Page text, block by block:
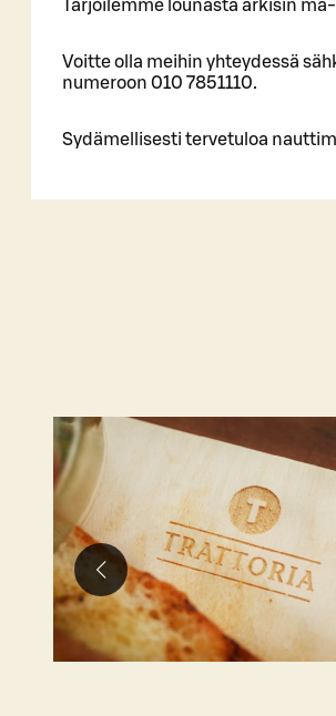
Tarjoilemme lounasta arkisin ma-
Voitte olla meihin yhteydessä
numeroon 010 7851110.
Sydämellisesti tervetuloa